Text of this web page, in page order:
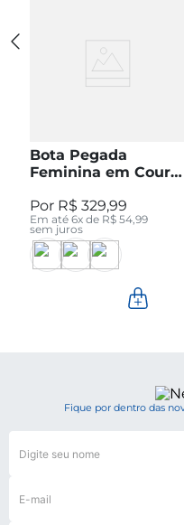
Bota Pegada
Feminina em Couro
280512-04
R$ 329,99
Em até 6x de R$ 54,99
sem juros
Fique por dentro das